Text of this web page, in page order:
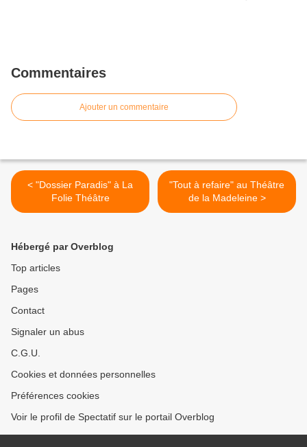
Commentaires
Ajouter un commentaire
< "Dossier Paradis" à La
Folie Théâtre
"Tout à refaire" au Théâtre
de la Madeleine >
Hébergé par Overblog
Top articles
Pages
Contact
Signaler un abus
C.G.U.
Cookies et données personnelles
Préférences cookies
Voir le profil de Spectatif sur le portail Overblog